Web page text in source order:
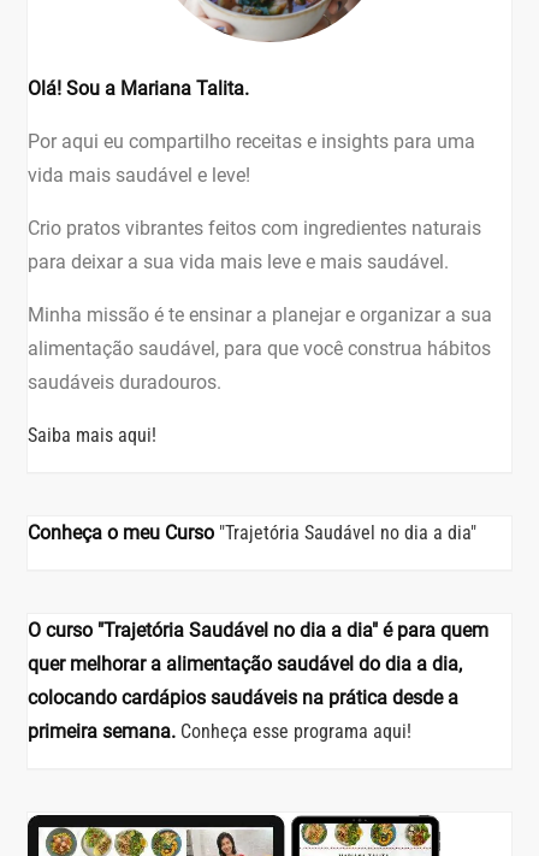
Olá! Sou a Mariana Talita.
Por aqui eu compartilho receitas e insights para uma
vida mais saudável e leve!
Crio pratos vibrantes feitos com ingredientes naturais
para deixar a sua vida mais leve e mais saudável.
Minha missão é te ensinar a planejar e organizar a sua
alimentação saudável, para que você construa hábitos
saudáveis duradouros.
Saiba mais aqui!
Conheça o meu Curso "Trajetória Saudável no dia a dia"
O curso "Trajetória Saudável no dia a dia" é para quem
quer melhorar a alimentação saudável do dia a dia,
colocando cardápios saudáveis na prática desde a
primeira semana. Conheça esse programa aqui!